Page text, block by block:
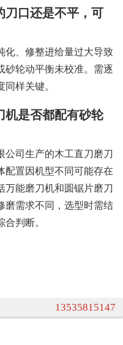
刀口还是不平，可
化、修整进给量过大导致
砂轮动平衡未校准。需逐
样关键。
机是否都配有砂轮
公司生产的木工直刀磨刀
配置因机型不同可能存在
万能磨刀机和圆锯片磨刀
磨需求不同，选型时需结
判断。
13535815147